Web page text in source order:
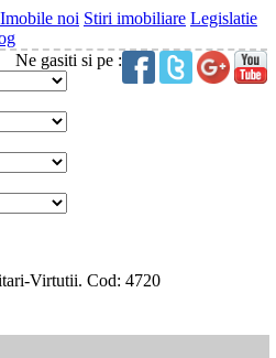
Imobile noi Stiri imobiliare Legislatie
Ne gasiti si pe :
Virtutii. Cod: 4720